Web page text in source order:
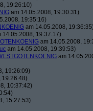
19:26:10)
am 14.05.2008, 19:30:31)
19:35:16)
am 14.05.2008, 19:36:35)
14.05.2008, 19:37:17)
am 14.05.2008,
am 14.05.2008, 19:39:53)
am
19:26:09)
19:26:48)
10:37:42)
15:27:53)